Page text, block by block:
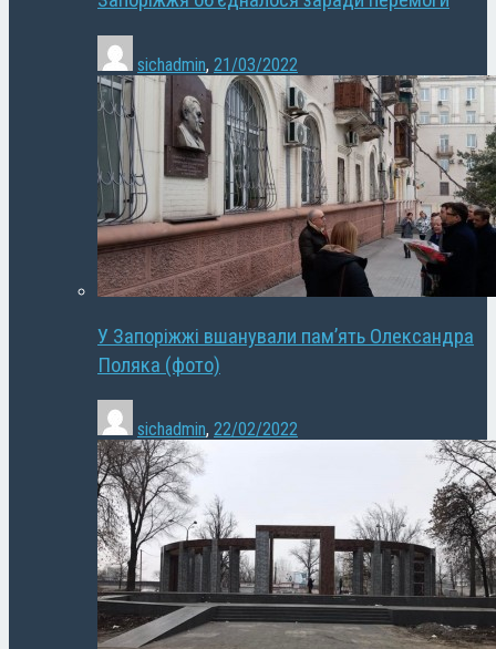
sichadmin, 21/03/2022
У Запоріжжі вшанували пам’ять Олександра
Поляка (фото)
sichadmin, 22/02/2022